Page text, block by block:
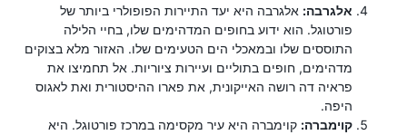
אלגרבה: אלגרבה היא יעד התיירות הפופולרי ביותר של
פורטוגל. הוא ידוע בחופים המדהימים שלו, בחיי הלילה
התוססים שלו ובמאכלי הים הטעימים שלו. האזור מלא בצוקים
מדהימים, חופים בתוליים ועיירות ציוריות. אל תחמיצו את
פראיה דה רושה האייקונית, את פארו ההיסטורית ואת לאגוס
היפה.
קוימברה: קוימברה היא עיר מקסימה במרכז פורטוגל. היא